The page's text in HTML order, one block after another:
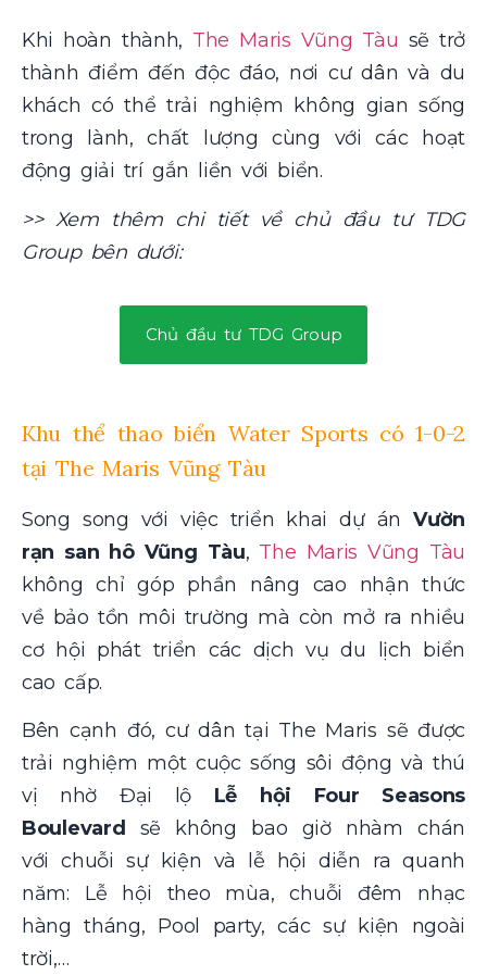
Khi hoàn thành, The Maris Vũng Tàu sẽ trở
thành điểm đến độc đáo, nơi cư dân và du
khách có thể trải nghiệm không gian sống
trong lành, chất lượng cùng với các hoạt
động giải trí gắn liền với biển.
>> Xem thêm chi tiết về chủ đầu tư TDG
Group bên dưới:
Chủ đầu tư TDG Group
Khu thể thao biển Water Sports có 1-0-2
tại The Maris Vũng Tàu
Song song với việc triển khai dự ánVườn
rạn san hô Vũng Tàu, The Maris Vũng Tàu
không chỉ góp phần nâng cao nhận thức
về bảo tồn môi trường mà còn mở ra nhiều
cơ hội phát triển các dịch vụ du lịch biển
cao cấp.
Bên cạnh đó, cư dân tại The Maris sẽ được
trải nghiệm một cuộc sống sôi động và thú
vị nhờ Đại lộ Lễ hội Four Seasons
Boulevard
sẽ không bao giờ nhàm chán
với chuỗi sự kiện và lễ hội diễn ra quanh
năm: Lễ hội theo mùa, chuỗi đêm nhạc
hàng tháng, Pool party, các sự kiện ngoài
trời,…